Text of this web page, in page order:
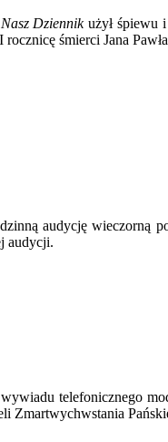
Nasz Dziennikużył śpiewu i
rocznicę śmierci Jana
audycję wieczorną
audycji.
telefonicznego